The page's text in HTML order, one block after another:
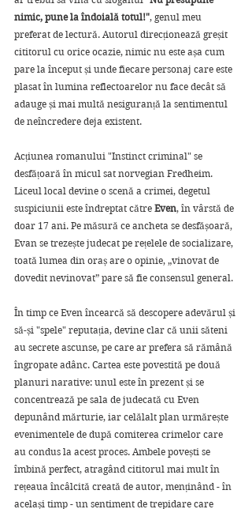
nimic, pune la îndoială totul!", genul meu
preferat de lectură. Autorul direcționează greșit
cititorul cu orice ocazie, nimic nu este așa cum
pare la început și unde fiecare personaj care este
plasat în lumina reflectoarelor nu face decât să
adauge și mai multă nesiguranță la sentimentul
de neîncredere deja existent.
Acțiunea romanului "Instinct criminal" se
desfățoară în micul sat norvegian Fredheim.
Liceul local devine o scenă a crimei, degetul
suspiciunii este îndreptat către Even, în vârstă de
doar 17 ani. Pe măsură ce ancheta se desfășoară,
Evan se trezește judecat pe rețelele de socializare,
toată lumea din oraș are o opinie, „vinovat de
dovedit nevinovat” pare să fie consensul general.
În timp ce Even încearcă să descopere adevărul și
să-și "spele" reputația, devine clar că unii săteni
au secrete ascunse, pe care ar prefera să rămână
îngropate adânc. Cartea este povestită pe două
planuri narative: unul este în prezent și se
concentrează pe sala de judecată cu Even
depunând mărturie, iar celălalt plan urmărește
evenimentele de după comiterea crimelor care
au condus la acest proces. Ambele povești se
îmbină perfect, atragând cititorul mai mult în
rețeaua încâlcită creată de autor, menținând - în
același timp - un sentiment de trepidare care